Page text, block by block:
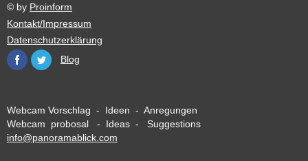
© by Proinform
Kontakt/Impressum
Datenschutzerklärung
Blog
Webcam Vorschlag - Ideen - Anregungen
Webcam probosal - Ideas - Suggestions
info@panoramablick.com